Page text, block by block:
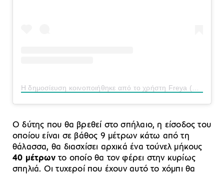
Ο δύτης που θα βρεθεί στο σπήλαιο, η είσοδος του
οποίου είναι σε βάθος 9 μέτρων κάτω από τη
θάλασσα, θα διασχίσει αρχικά ένα τούνελ μήκους
40 μέτρωντο οποίο θα τον φέρει στην κυρίως
σπηλιά. Οι τυχεροί που έχουν αυτό το χόμπι θα